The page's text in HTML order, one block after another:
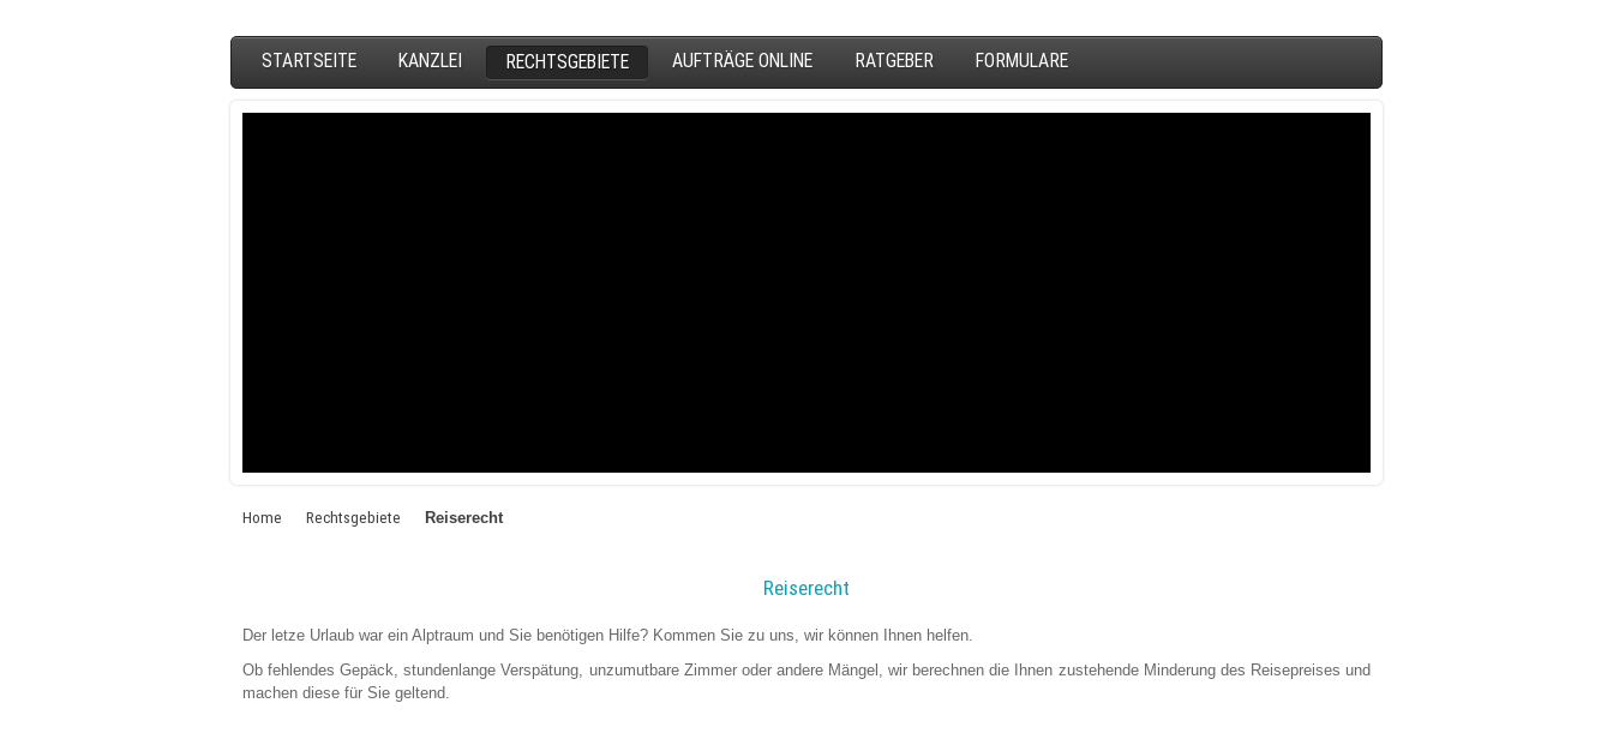
STARTSEITE KANZLEI RECHTSGEBIETE AUFTRÄGE ONLINE RATGEBER FORMULARE
Home Rechtsgebiete Reiserecht
Reiserecht
Der letze Urlaub war ein Alptraum und Sie benötigen Hilfe? Kommen Sie zu uns, wir können Ihnen helfen.
Ob fehlendes Gepäck, stundenlange Verspätung, unzumutbare Zimmer oder andere Mängel, wir berechnen die Ihnen zustehende Minderung des Reisepreises und
machen diese für Sie geltend.